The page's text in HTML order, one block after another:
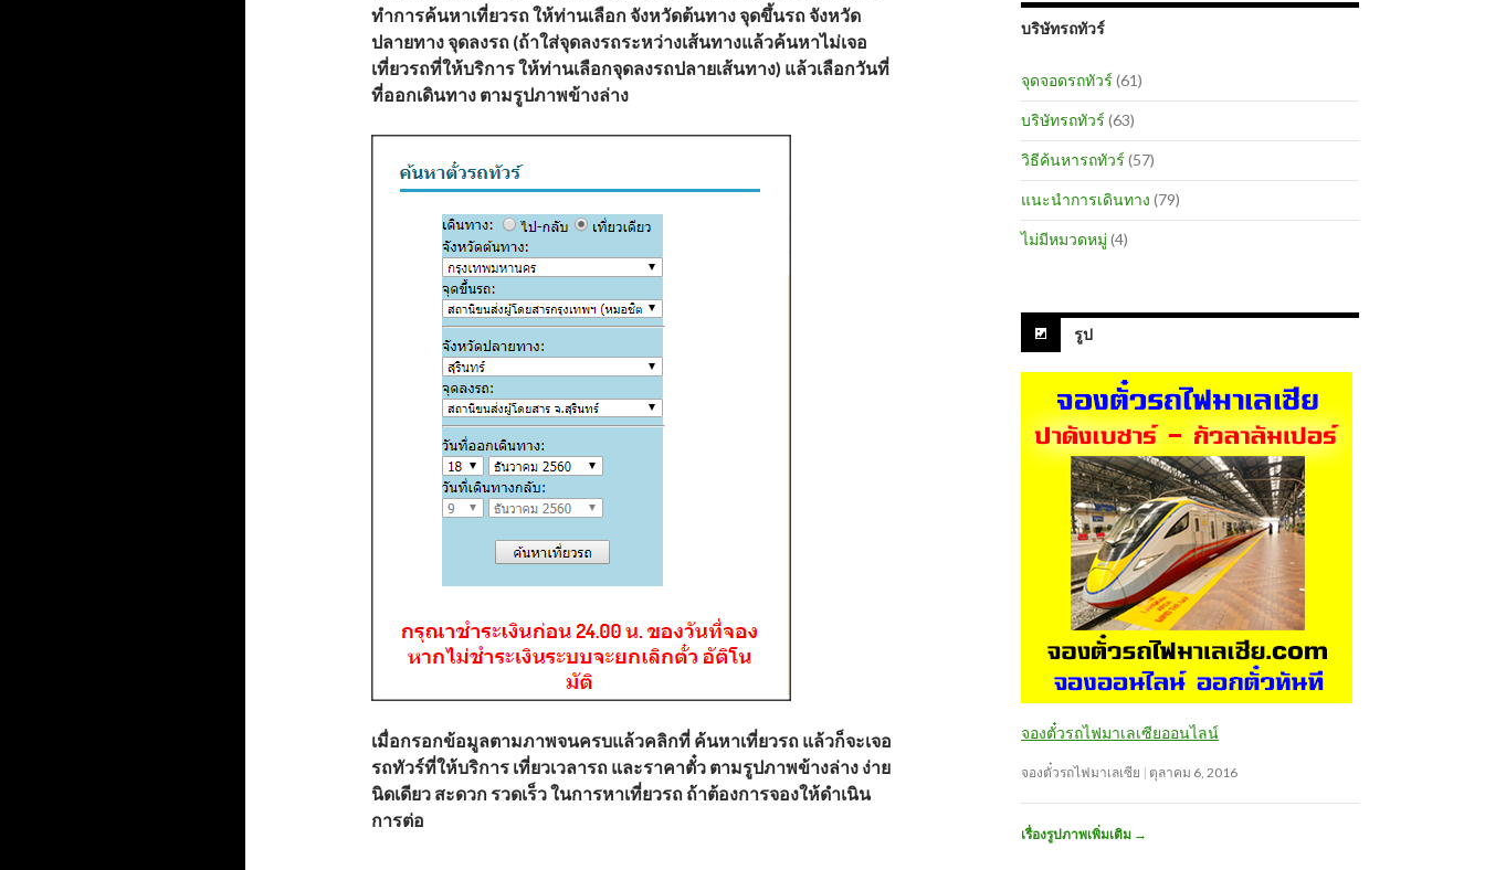
ทำการค้นหาเที่ยวรถ ให้ท่านเลือก จังหวัดต้นทาง จุดขึ้นรถ จังหวัด
ปลายทาง จุดลงรถ (ถ้าใส่จุดลงรถระหว่างเส้นทางแล้วค้นหาไม่เจอ
เที่ยวรถที่ให้บริการ ให้ท่านเลือกจุดลงรถปลายเส้นทาง) แล้วเลือกวันที่
ที่ออกเดินทาง ตามรูปภาพข้างล่าง
เมื่อกรอกข้อมูลตามภาพจนครบแล้วคลิกที่ ค้นหาเที่ยวรถ แล้วก็จะเจอ
รถทัวร์ที่ให้บริการ เที่ยวเวลารถ และราคาตั๋ว ตามรูปภาพข้างล่าง ง่าย
นิดเดียว สะดวก รวดเร็ว ในการหาเที่ยวรถ ถ้าต้องการจองให้ดำเนิน
การต่อ
บริษัทรถทัวร์
จุดจอดรถทัวร์ (61)
บริษัทรถทัวร์ (63)
วิธีค้นหารถทัวร์ (57)
แนะนำการเดินทาง (79)
ไม่มีหมวดหมู่ (4)
รูป
จองตั๋วรถไฟมาเลเซียออนไลน์
จองตั๋วรถไฟมาเลเซีย ตุลาคม 6, 2016
เรื่องรูปภาพเพิ่มเติม →